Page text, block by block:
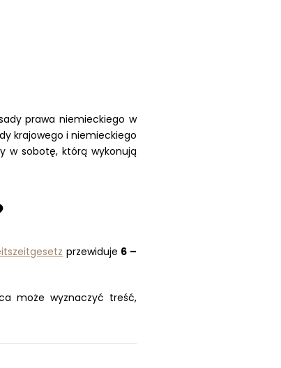
prawa niemieckiego w
krajowego i niemieckiego
w sobotę, którą wykonują
przewiduje 6 –
może wyznaczyć treść,